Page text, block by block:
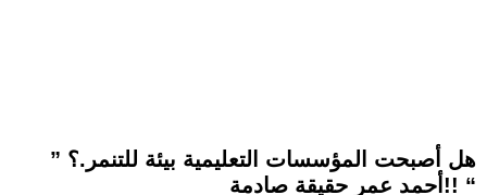
” هل أصبحت المؤسسات التعليمية بيئة للتنمر.؟
أحمد عمر حقيقة صادمة!! “